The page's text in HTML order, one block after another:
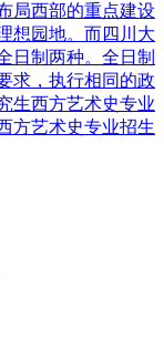
局西部的重点建设
想园地。而四川大
日制两种。全日制
求，执行相同的政
生西方艺术史专业
方艺术史专业招生